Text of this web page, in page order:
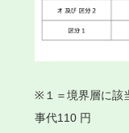
※１＝境界層に該
事代110 円